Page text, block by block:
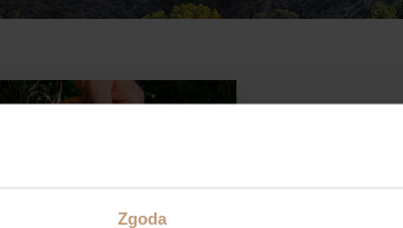
Zgoda